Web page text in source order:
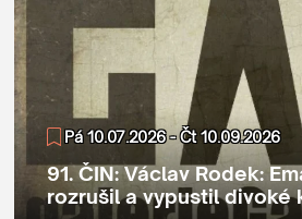
Pá 10.07.2026 - Čt 10.09.2026
91. ČIN: Václav Rodek:
rozrušil a vypustil divoké